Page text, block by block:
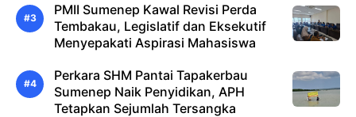
PMII Sumenep Kawal Revisi Perda
Tembakau, Legislatif dan Eksekutif
Menyepakati Aspirasi Mahasiswa
Perkara SHM Pantai Tapakerbau
Sumenep Naik Penyidikan, APH
Tetapkan Sejumlah Tersangka